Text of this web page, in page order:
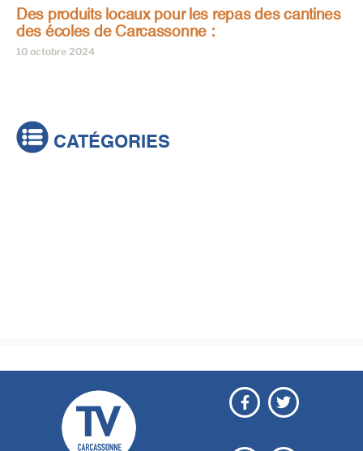
Des produits locaux pour les repas des cantines
des écoles de Carcassonne :
10 octobre 2024
CATÉGORIES